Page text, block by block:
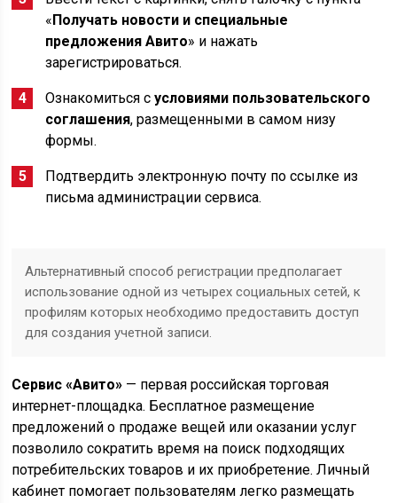
«Получать новости и специальные
предложения Авито» и нажать
зарегистрироваться.
Ознакомиться сусловиями пользовательского
соглашения, размещенными в самом низу
формы.
Подтвердить электронную почту по ссылке из
письма администрации сервиса.
Альтернативный способ регистрации предполагает
использование одной из четырех социальных сетей, к
профилям которых необходимо предоставить доступ
для создания учетной записи.
Сервис «Авито» — первая российская торговая
интернет-площадка. Бесплатное размещение
предложений о продаже вещей или оказании услуг
позволило сократить время на поиск подходящих
потребительских товаров и их приобретение. Личный
кабинет помогает пользователям легко размещать